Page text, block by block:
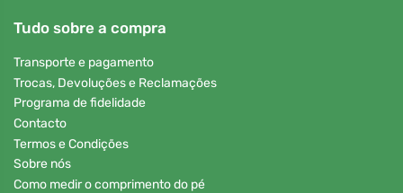
Tudo sobre a compra
Transporte e pagamento
Trocas, Devoluções e Reclamações
Programa de fidelidade
Contacto
Termos e Condições
Sobre nós
Como medir o comprimento do pé